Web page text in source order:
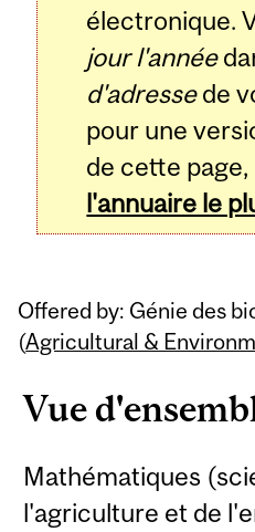
électronique.
jour l'année
d'adressede
pour une
de cette page,
l'annuaire le
Offered by: Génie des
(Agricultural &
Vue
Mathématiques
l'agriculture et de